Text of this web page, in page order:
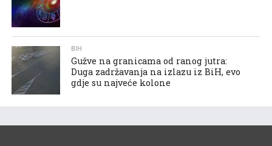
BIH
Gužve na granicama od ranog jutra:
Duga zadržavanja na izlazu iz BiH, evo
gdje su najveće kolone